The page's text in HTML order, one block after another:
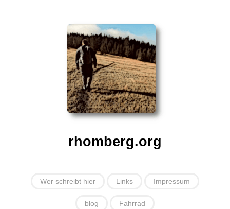
rhomberg.org
Wer schreibt hier Links Impressum
blog Fahrrad